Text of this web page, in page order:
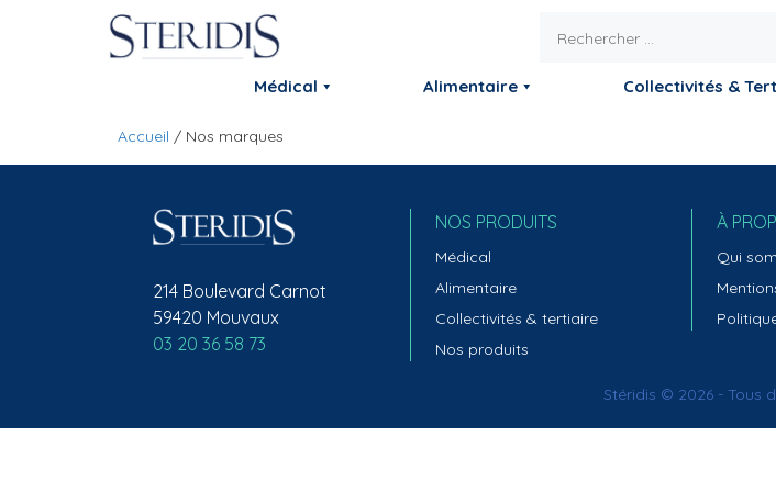
Médical Alimentaire Collectivités &
Accueil / Nos marques
214 Boulevard Carnot
59420 Mouvaux
03 20 36 58 73
NOS PRODUITS
Médical
Alimentaire
Collectivités & tertiaire
Nos produits
À
Qui
Stéridis © 2026 - Tous